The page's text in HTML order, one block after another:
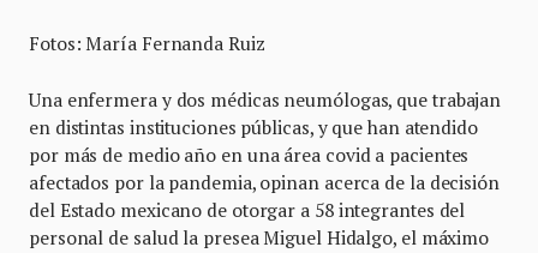
Fotos: María Fernanda Ruiz
Una enfermera y dos médicas neumólogas, que trabajan
en distintas instituciones públicas, y que han atendido
por más de medio año en una área covid a pacientes
afectados por la pandemia, opinan acerca de la decisión
del Estado mexicano de otorgar a 58 integrantes del
personal de salud la presea Miguel Hidalgo, el máximo